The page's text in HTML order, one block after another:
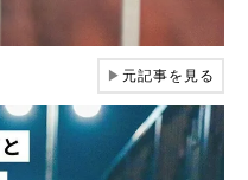
▶元記事を見る